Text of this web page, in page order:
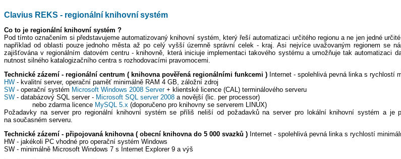
Clavius REKS - regionální knihovní systém
Co to je regionální knihovní systém ?
Pod tímto označením si představujeme automatizovaný knihovní systém, který řeší automatizaci určitého regionu a ne jen jedné
například od oblasti pouze jednoho města až po celý vyšší územně správní celek - kraj. Asi nejvíce uvažovaným regionem se
zajišťována v regionálním datovém centru - knihovně, která iniciuje implementaci takového systému a umožňuje tak automatizaci
nutnost silného katalogizačního centra s rozhodovacími pravomocemi.
Technické zázemí - regionální centrum ( knihovna pověřená regionálními funkcemi ) Internet - spolehlivá pevná linka s rychlostí
HW - kvalitní server, operační paměť minimálně RAM 4 GB, záložní zdroj
SW - operační systém Microsoft Windows 2008 Server+ klientské licence (CAL) terminálového serveru
SW - databázový SQL server - Microsoft SQL server 2008 a novější (lic. per processor)
nebo zdarma licence MySQL 5.x (doporučeno pro knihovny se serverem LINUX)
Požadavky na server pro regionální knihovní systém se příliš neliší od požadavků na server pro lokální knihovní systém a je
na současném serveru.
Technické zázemí - připojovaná knihovna ( obecní knihovna do 5 000 svazků ) Internet - spolehlivá pevná linka s rychlostí
HW - jakékoli PC vhodné pro operační systém Windows
SW - minimálně Microsoft Windows 7 s Internet Explorer 9 a výš